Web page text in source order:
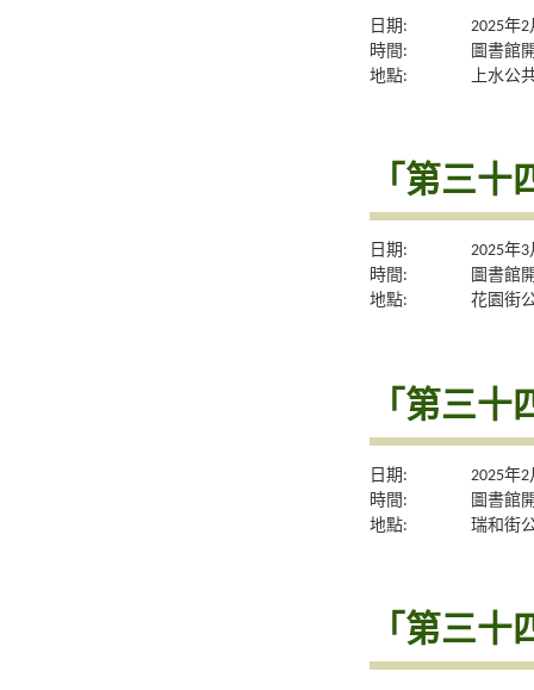
日期:
2025年
時間:
圖書館
地點:
上水公
「第三
日期:
2025年
時間:
圖書館
地點:
花園街
「第三
日期:
2025年
時間:
圖書館
地點:
瑞和街
「第三